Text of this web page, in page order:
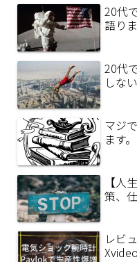
20代
語り
20代
しな
マジ
ます
【人
策、
レビ